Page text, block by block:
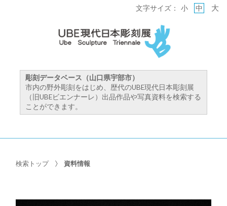
彫刻データベース（山口県宇部市）
市内の野外彫刻をはじめ、歴代のUBE現代日本彫刻展
（旧UBEビエンナーレ）出品作品や写真資料を検索する
ことができます。
文字サイズ： 小 中 大
検索トップ 資料情報